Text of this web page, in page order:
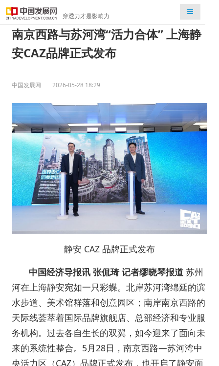
穿透力才是影响力
检索
南京西路与苏河湾“活力合体” 上海静
安CAZ品牌正式发布
中国发展网 2026-05-28 18:29
静安 CAZ 品牌正式发布
中国经济导报讯 张侃琦 记者缪晓琴报道苏州
河在上海静安宛如一只彩蝶。北岸苏河湾绵延的滨
水步道、美术馆群落和创意园区；南岸南京西路的
天际线荟萃着国际品牌旗舰店、总部经济和专业服
务机构。过去各自生长的双翼，如今迎来了面向未
来的系统性整合。5月28日，南京西路—苏河湾中
央活力区（CAZ）品牌正式发布，也开启了静安面